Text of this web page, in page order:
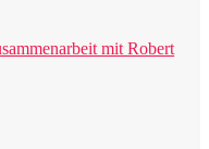
mit Robert